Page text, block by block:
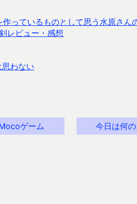
っているものとして思う水原さん
レビュー・感想
わない
ゲーム 今日は何の